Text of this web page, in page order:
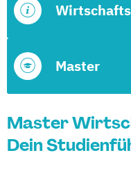
Master
Master
Dein